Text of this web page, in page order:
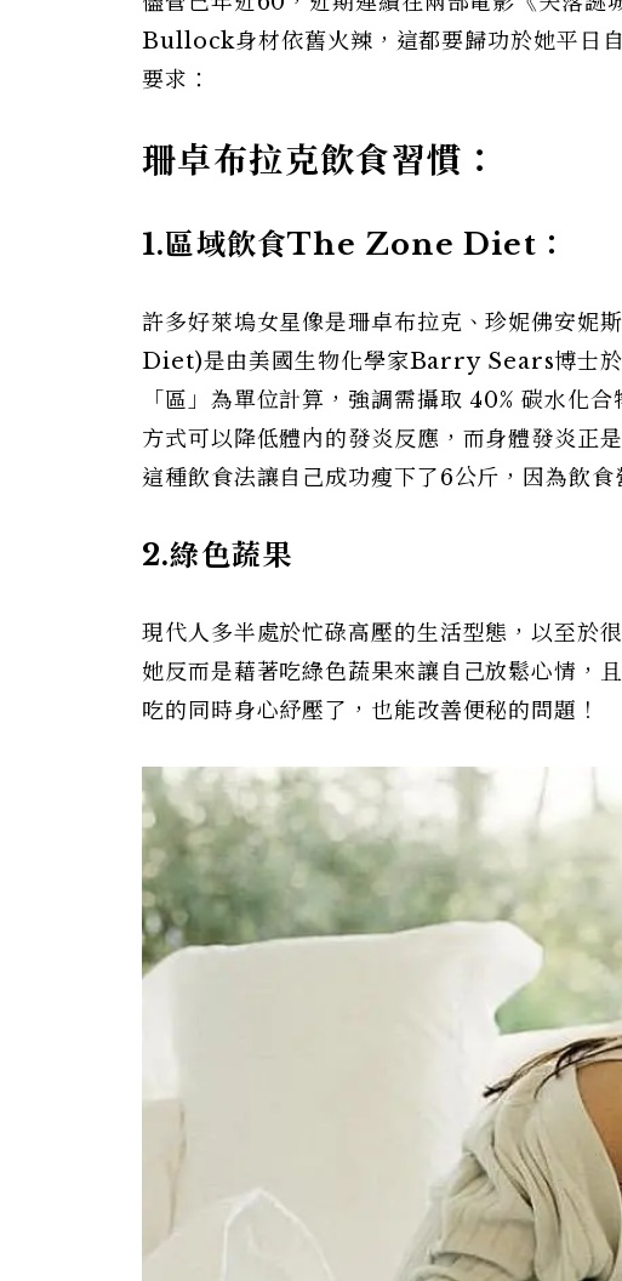
Bullock身材依舊火辣，這都要歸功於她平日
要求：
珊卓布拉克飲食習慣：
1.區域飲食The Zone Diet：
許多好萊塢女星像是珊卓布拉克、珍妮佛安
Diet)是由美國生物化學家Barry Sears博士於
「區」為單位計算，強調需攝取 40% 碳水化
方式可以降低體內的發炎反應，而身體發炎正
這種飲食法讓自己成功瘦下了6公斤，因為飲
2.綠色蔬果
現代人多半處於忙碌高壓的生活型態，以至於
她反而是藉著吃綠色蔬果來讓自己放鬆心情，
吃的同時身心紓壓了，也能改善便秘的問題！